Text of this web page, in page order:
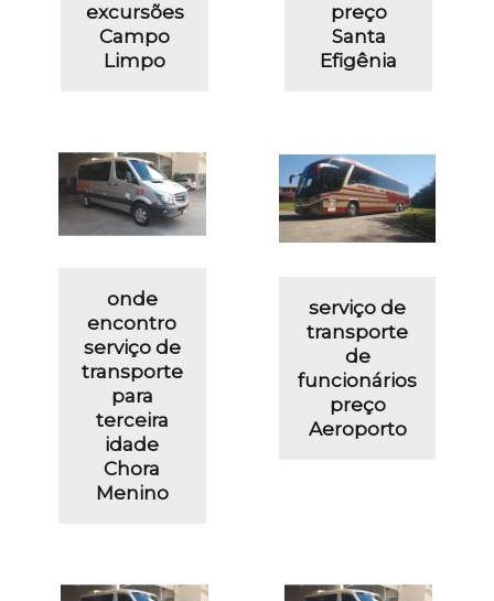
excursões
Campo
Limpo
preço
Santa
Efigênia
onde
encontro
serviço de
transporte
para
terceira
idade
Chora
Menino
serviço de
transporte
de
funcionários
preço
Aeroporto